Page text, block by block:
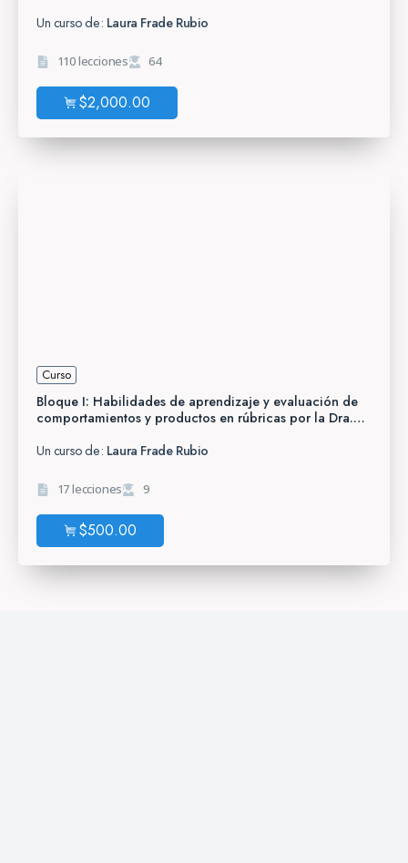
generales
Un curso de: Laura Frade Rubio
110 lecciones 64
$2,000.00
Curso
Bloque I: Habilidades de aprendizaje y evaluación de
comportamientos y productos en rúbricas por la Dra.
Un curso de: Laura Frade Rubio
17 lecciones 9
$500.00